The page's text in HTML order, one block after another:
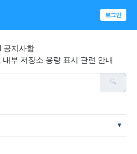
로그인
공지사항
부 저장소 용량 표시 관련 안내